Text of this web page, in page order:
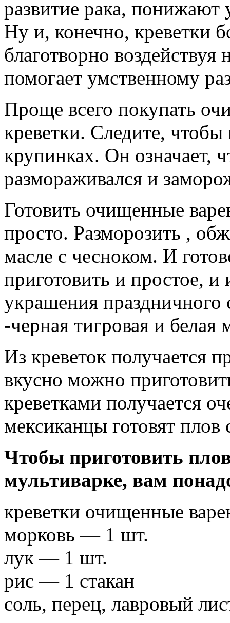
развитие рака, понижают
Ну и, конечно, креветки
благотворно
помогает умственному
Проще всего покупать
креветки. Следите,
крупинках. Он означает,
размораживался и
Готовить очищенные
просто. Разморозить ,
масле с чесноком. И
приготовить и простое,
украшения праздничного
-черная тигровая и белая
Из креветок получается
вкусно можно
креветками получается
мексиканцы готовят плов
Чтобы приготовить
мультиварке, вам
креветки очищенные
морковь — 1 шт.
лук — 1 шт.
рис — 1 стакан
соль, перец, лавровый